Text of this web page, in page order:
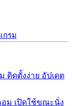
กรม
ติดตั้งง่าย อัปเดต
อม เปิดใช้ขณะนั่ง